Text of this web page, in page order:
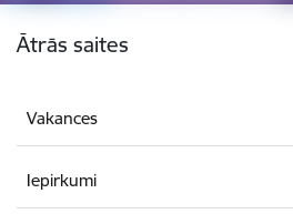
Kājene
Ātrās saites
Vakances
Iepirkumi